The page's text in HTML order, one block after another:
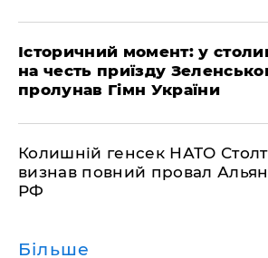
Історичний момент: у
на честь приїзду
пролунав Гімн України
Колишній генсек НАТО
визнав повний провал
РФ
Більше